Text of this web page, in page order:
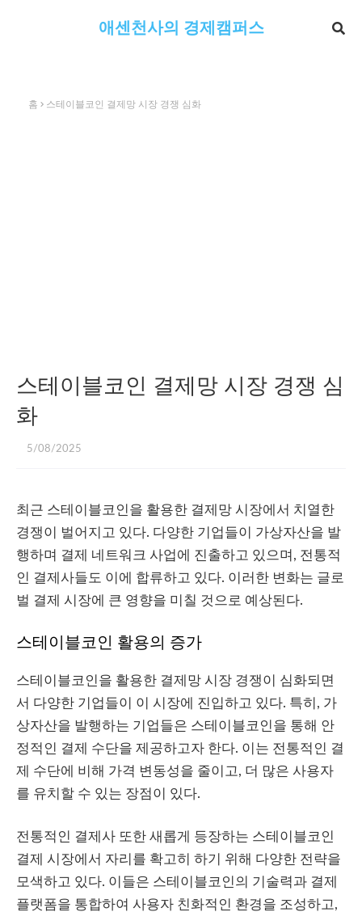
애센천사의 경제캠퍼스
홈 스테이블코인 결제망 시장 경쟁 심화
스테이블코인 결제망 시장 경쟁 심
화
5/08/2025
최근 스테이블코인을 활용한 결제망 시장에서 치열한
경쟁이 벌어지고 있다. 다양한 기업들이 가상자산을 발
행하며 결제 네트워크 사업에 진출하고 있으며, 전통적
인 결제사들도 이에 합류하고 있다. 이러한 변화는 글로
벌 결제 시장에 큰 영향을 미칠 것으로 예상된다.
스테이블코인 활용의 증가
스테이블코인을 활용한 결제망 시장 경쟁이 심화되면
서 다양한 기업들이 이 시장에 진입하고 있다. 특히, 가
상자산을 발행하는 기업들은 스테이블코인을 통해 안
정적인 결제 수단을 제공하고자 한다. 이는 전통적인 결
제 수단에 비해 가격 변동성을 줄이고, 더 많은 사용자
를 유치할 수 있는 장점이 있다.
전통적인 결제사 또한 새롭게 등장하는 스테이블코인
결제 시장에서 자리를 확고히 하기 위해 다양한 전략을
모색하고 있다. 이들은 스테이블코인의 기술력과 결제
플랫폼을 통합하여 사용자 친화적인 환경을 조성하고,